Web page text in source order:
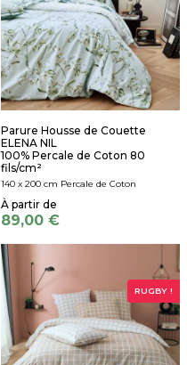
Parure Housse de Couette
ELENA NIL
100% Percale de Coton 80
fils/cm²
140 x 200 cm Percale de Coton
89,00 €
RUGBY !